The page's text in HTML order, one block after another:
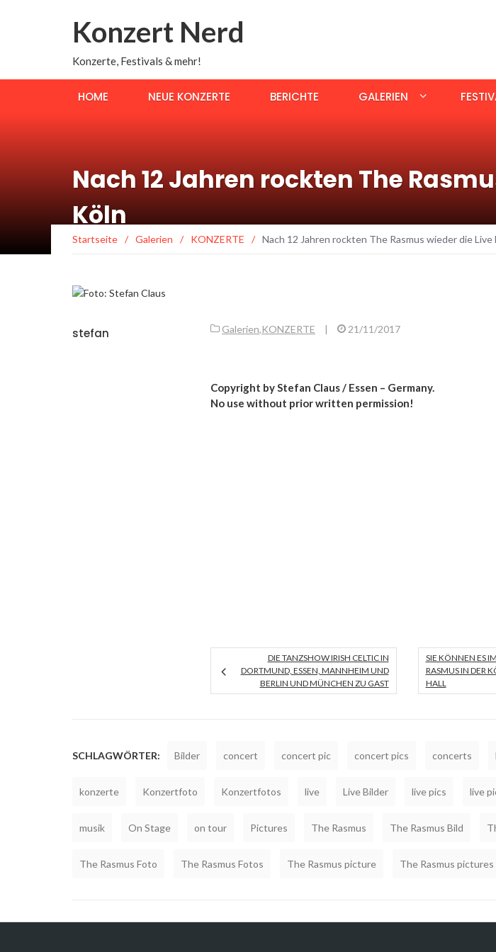
Konzert Nerd
Konzerte, Festivals & mehr!
HOME NEUE KONZERTE BERICHTE GALERIEN
Nach 12 Jahren rockten The
Köln
Startseite / Galerien / KONZERTE / Nach 12 Jahren rockten The Rasmus wieder die Live
stefan Galerien,KONZERTE | 21/11/2017
Copyright by Stefan Claus / Essen – Germany.
No use without prior written permission!
DIE TANZSHOW IRISH CELTIC IN
DORTMUND, ESSEN, MANNHEIM UND
BERLIN UND MÜNCHEN ZU GAST
SIE KÖNNEN ES
RASMUS IN DER
HALL
SCHLAGWÖRTER: Bilder concert concert pic concert pics concerts
konzerte Konzertfoto Konzertfotos live Live Bilder live pics live
musik On Stage on tour Pictures The Rasmus The Rasmus Bild
The Rasmus Foto The Rasmus Fotos The Rasmus picture The Rasmus pictures